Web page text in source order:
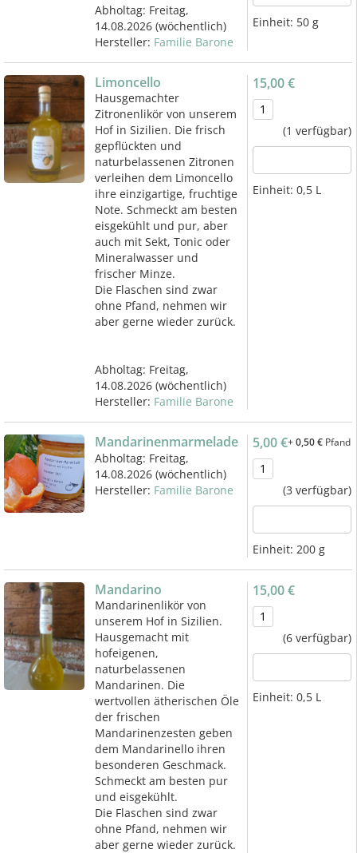
Abholtag: Freitag,
14.08.2026(wöchentlich)
Hersteller: Familie Barone
Einheit: 50 g
Limoncello
Hausgemachter
Zitronenlikör von unserem
Hof in Sizilien. Die frisch
gepflückten und
naturbelassenen Zitronen
verleihen dem Limoncello
ihre einzigartige, fruchtige
Note. Schmeckt am besten
eisgekühlt und pur, aber
auch mit Sekt, Tonic oder
Mineralwasser und
frischer Minze.
Die Flaschen sind zwar
ohne Pfand, nehmen wir
aber gerne wieder zurück.
Abholtag: Freitag,
14.08.2026(wöchentlich)
Hersteller: Familie Barone
15,00 €
(1 verfügbar)
Einheit: 0,5 L
Mandarinenmarmelade
Abholtag: Freitag,
14.08.2026(wöchentlich)
Hersteller: Familie Barone
5,00 €+0,50 €Pfand
(3 verfügbar)
Einheit: 200 g
Mandarino
Mandarinenlikör von
unserem Hof in Sizilien.
Hausgemacht mit
hofeigenen,
naturbelassenen
Mandarinen. Die
wertvollen ätherischen Öle
der frischen
Mandarinenzesten geben
dem Mandarinello ihren
besonderen Geschmack.
Schmeckt am besten pur
und eisgekühlt.
Die Flaschen sind zwar
ohne Pfand, nehmen wir
aber gerne wieder zurück.
15,00 €
(6 verfügbar)
Einheit: 0,5 L